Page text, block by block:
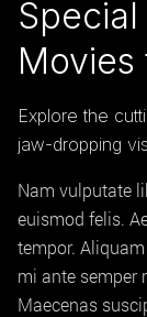
Movies
Explore the
jaw-dropping
Nam vulputate
euismod felis.
tempor.
mi ante semper
Maecenas